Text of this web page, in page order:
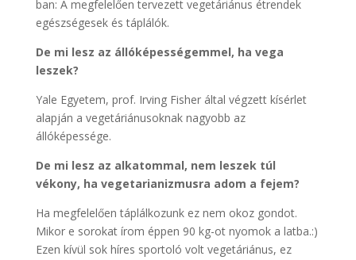
ban: A megfelelően tervezett vegetáriánus étrendek
egészségesek és táplálók.
De mi lesz az állóképességemmel, ha vega
leszek?
Yale Egyetem, prof. Irving Fisher által végzett kísérlet
alapján a vegetáriánusoknak nagyobb az
állóképessége.
De mi lesz az alkatommal, nem leszek túl
vékony, ha vegetarianizmusra adom a fejem?
Ha megfelelően táplálkozunk ez nem okoz gondot.
Mikor e sorokat írom éppen 90 kg-ot nyomok a latba.:)
Ezen kívül sok híres sportoló volt vegetáriánus, ez